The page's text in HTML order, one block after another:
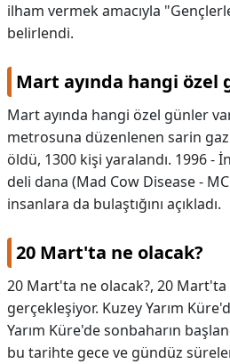
ilham vermek amacıyla
belirlendi.
Mart ayında hangi özel
Mart ayında hangi özel günler
metrosuna düzenlenen sarin gazı
öldü, 1300 kişi yaralandı. 1996 -
deli dana (Mad Cow Disease -
insanlara da bulaştığını açıkladı.
20 Mart'ta ne olacak?
20 Mart'ta ne olacak?, 20 Mart'ta
gerçekleşiyor. Kuzey Yarım
Yarım Küre'de sonbaharın
bu tarihte gece ve gündüz